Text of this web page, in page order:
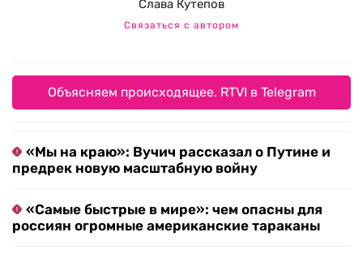
Слава Кутепов
Связаться с автором
Объясняем происходящее. RTVI в Telegram
«Мы на краю»: Вучич рассказал о Путине и
предрек новую масштабную войну
«Самые быстрые в мире»: чем опасны для
россиян огромные американские тараканы